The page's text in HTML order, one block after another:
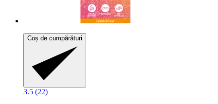
Coș de cumpărături
3.5 (22)